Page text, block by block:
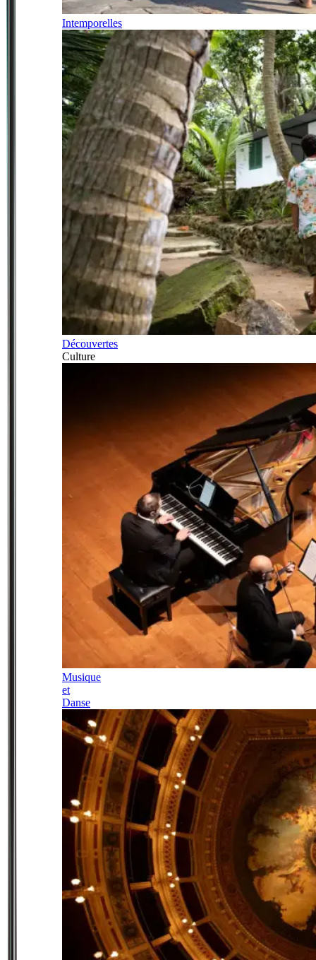
Intemporelles
Découvertes
Culture
Musique
et
Danse